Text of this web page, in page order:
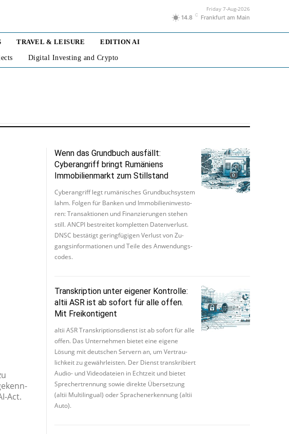
Friday 7-Aug-2026
14.8 C Frankfurt am Main
TRAVEL & LEISURE EDITION AI
Digital Investing and Crypto
Act.
Wenn das Grundbuch ausfällt:
Cyberangriff bringt Rumäniens
Immobilienmarkt zum Stillstand
Cy­be­r­an­griff legt ru­mä­ni­sches Grund­buch­sys­tem
lahm. Folgen für Banken und Im­mo­bi­lie­n­in­ves­to­
ren: Trans­ak­ti­o­nen und Fi­nan­zie­run­gen stehen
still. ANCPI be­strei­tet kom­plet­ten Da­ten­ver­lust.
DNSC be­stä­tigt ge­ring­fü­gi­gen Verlust von Zu­
gangs­in­for­ma­ti­o­nen und Teile des An­wen­dungs­
co­des.
Transkription unter eigener Kontrolle:
altii ASR ist ab sofort für alle offen.
Mit Freikontigent
altii ASR Tran­skrip­ti­ons­dienst ist ab sofort für alle
offen. Das Un­ter­neh­men bietet eine eigene
Lösung mit deut­schen Servern an, um Ver­trau­
lich­keit zu ge­währ­leis­ten. Der Dienst tran­skri­biert
Audio- und Vi­de­oda­tei­en in Echt­zeit und bietet
Spre­cher­tren­nung sowie direkte Über­set­zung
(altii Mul­ti­lin­gu­al) oder Spra­che­n­er­ken­nung (altii
Auto).